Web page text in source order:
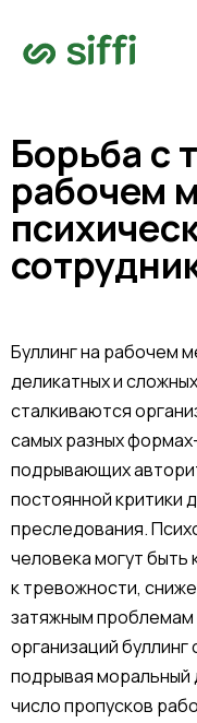
Борьба с
рабочем
Буллинг на рабочем
деликатных и
сталкиваются
самых разных
подрывающих
постоянной критики
преследования.
человека могут
к тревожности,
затяжным
организаций
подрывая моральный
число пропусков